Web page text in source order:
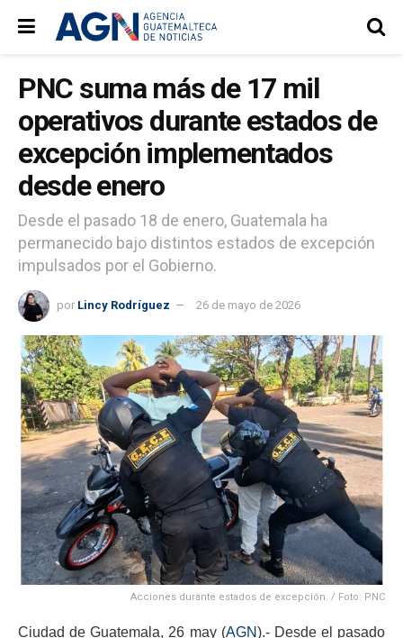
PNC suma más de 17 mil
operativos durante estados de
excepción implementados
desde enero
Desde el pasado 18 de enero, Guatemala ha
permanecido bajo distintos estados de excepción
impulsados por el Gobierno.
por Lincy Rodríguez 26 de mayo de 2026
Acciones durante estados de excepción. / Foto: PNC
Ciudad de Guatemala, 26 may (AGN).- Desde el pasado